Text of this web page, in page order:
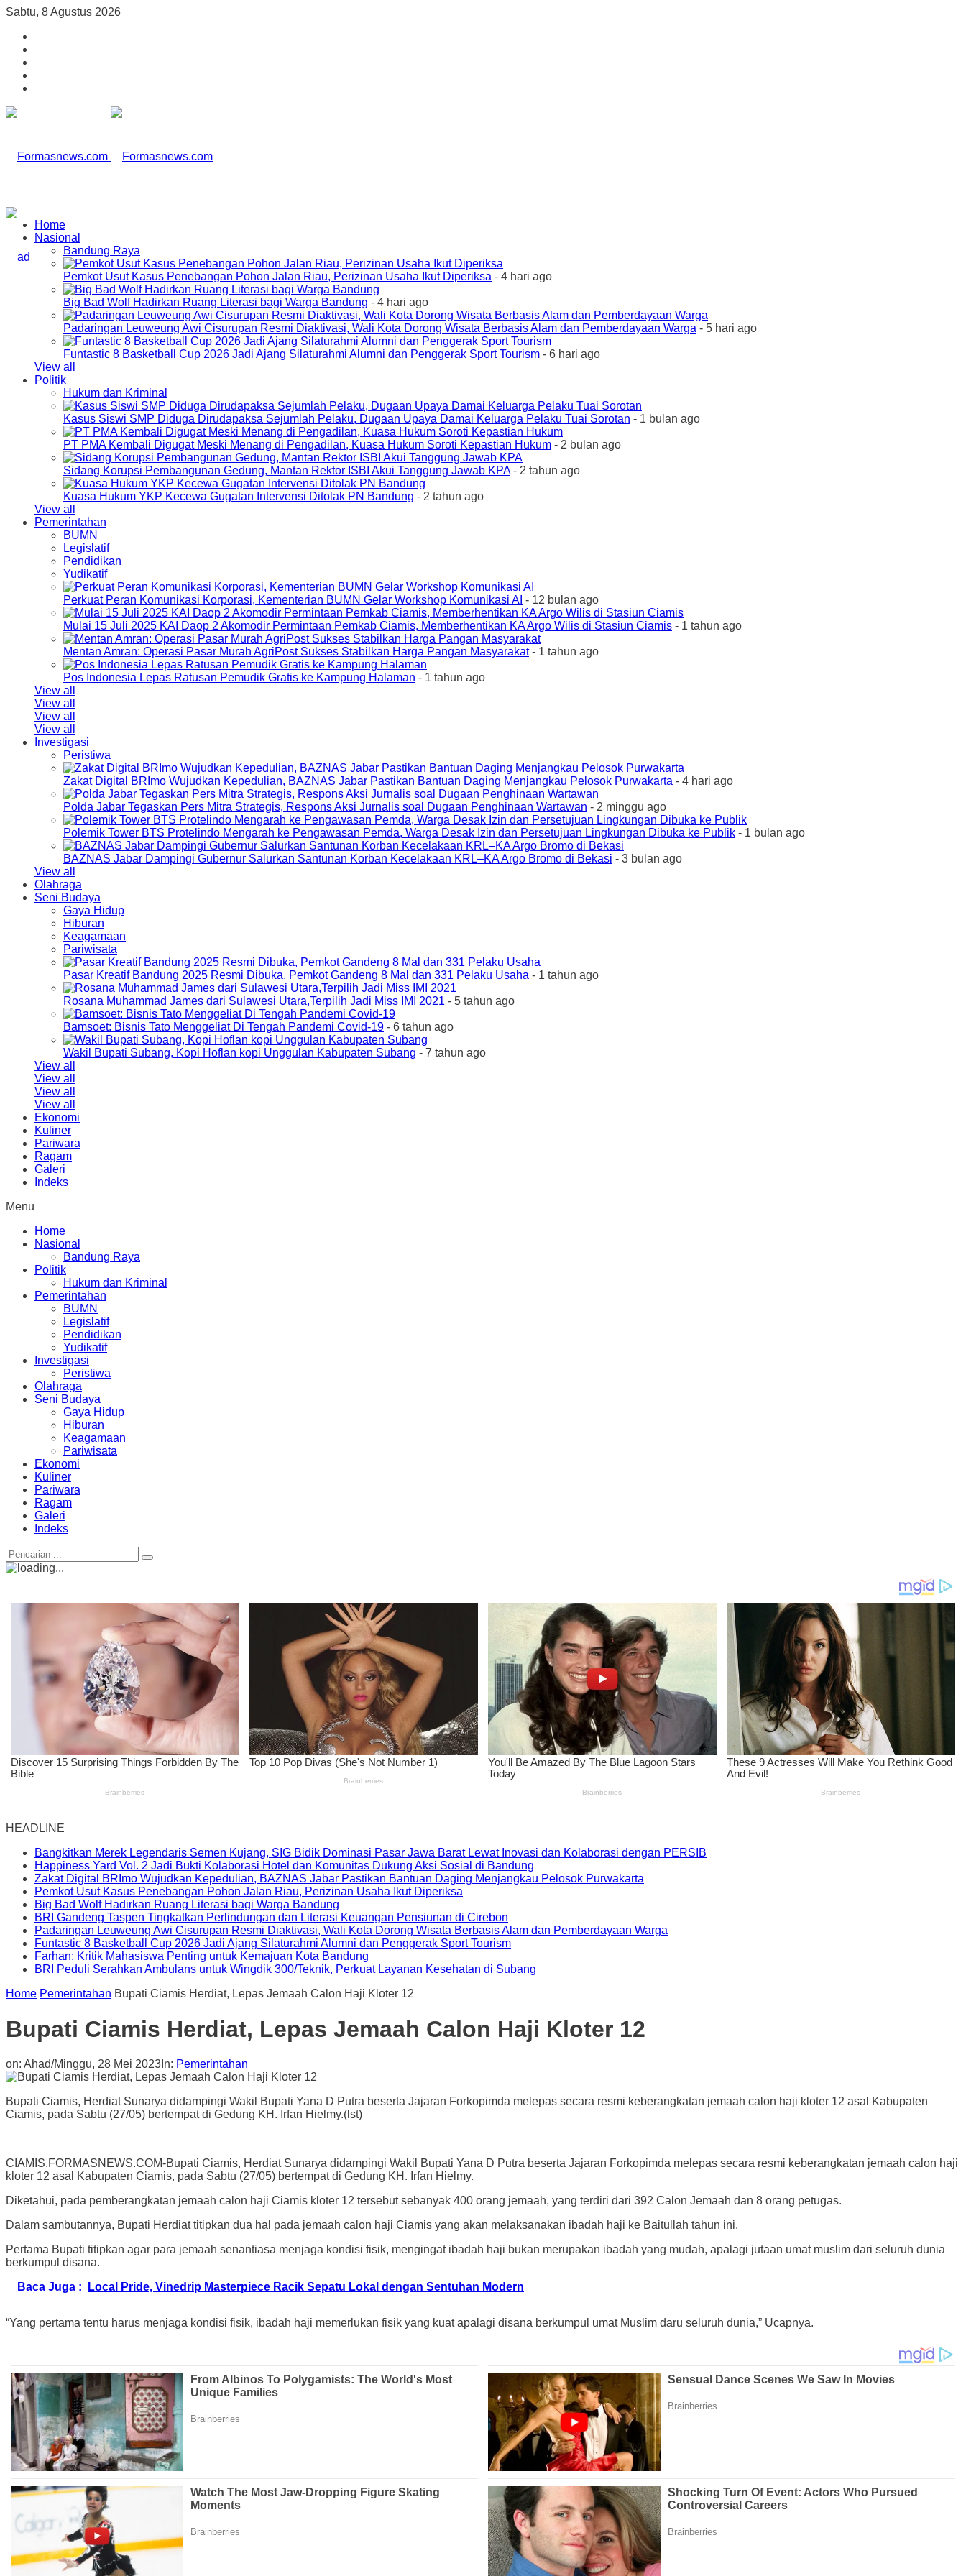
Sabtu, 8 Agustus 2026
Home
Nasional
Bandung Raya
Pemkot Usut Kasus Penebangan Pohon Jalan Riau, Perizinan Usaha Ikut Diperiksa - 4 hari ago
Big Bad Wolf Hadirkan Ruang Literasi bagi Warga Bandung - 4 hari ago
Padaringan Leuweung Awi Cisurupan Resmi Diaktivasi, Wali Kota Dorong Wisata Berbasis Alam dan Pemberdayaan Warga - 5 hari ago
Funtastic 8 Basketball Cup 2026 Jadi Ajang Silaturahmi Alumni dan Penggerak Sport Tourism - 6 hari ago
View all
Politik
Hukum dan Kriminal
Kasus Siswi SMP Diduga Dirudapaksa Sejumlah Pelaku, Dugaan Upaya Damai Keluarga Pelaku Tuai Sorotan - 1 bulan ago
PT PMA Kembali Digugat Meski Menang di Pengadilan, Kuasa Hukum Soroti Kepastian Hukum - 2 bulan ago
Sidang Korupsi Pembangunan Gedung, Mantan Rektor ISBI Akui Tanggung Jawab KPA- 2 tahun ago
Kuasa Hukum YKP Kecewa Gugatan Intervensi Ditolak PN Bandung - 2 tahun ago
View all
Pemerintahan
BUMN
Legislatif
Pendidikan
Yudikatif
Perkuat Peran Komunikasi Korporasi, Kementerian BUMN Gelar Workshop Komunikasi AI - 12 bulan ago
Mulai 15 Juli 2025 KAI Daop 2 Akomodir Permintaan Pemkab Ciamis, Memberhentikan KA Argo Wilis di Stasiun Ciamis - 1 tahun ago
Mentan Amran: Operasi Pasar Murah AgriPost Sukses Stabilkan Harga Pangan Masyarakat- 1 tahun ago
Pos Indonesia Lepas Ratusan Pemudik Gratis ke Kampung Halaman - 1 tahun ago
View all
View all
View all
View all
Investigasi
Peristiwa
Zakat Digital BRImo Wujudkan Kepedulian, BAZNAS Jabar Pastikan Bantuan Daging Menjangkau Pelosok Purwakarta - 4 hari ago
Polda Jabar Tegaskan Pers Mitra Strategis, Respons Aksi Jurnalis soal Dugaan Penghinaan Wartawan - 2 minggu ago
Polemik Tower BTS Protelindo Mengarah ke Pengawasan Pemda, Warga Desak Izin dan Persetujuan Lingkungan Dibuka ke Publik - 1 bulan ago
BAZNAS Jabar Dampingi Gubernur Salurkan Santunan Korban Kecelakaan KRL–KA Argo Bromo di Bekasi - 3 bulan ago
View all
Olahraga
Seni Budaya
Gaya Hidup
Hiburan
Keagamaan
Pariwisata
Pasar Kreatif Bandung 2025 Resmi Dibuka, Pemkot Gandeng 8 Mal dan 331 Pelaku Usaha - 1 tahun ago
Rosana Muhammad James dari Sulawesi Utara,Terpilih Jadi Miss IMI 2021 - 5 tahun ago
Bamsoet: Bisnis Tato Menggeliat Di Tengah Pandemi Covid-19 - 6 tahun ago
Wakil Bupati Subang, Kopi Hoflan kopi Unggulan Kabupaten Subang - 7 tahun ago
View all
View all
View all
View all
Ekonomi
Kuliner
Pariwara
Ragam
Galeri
Indeks
Menu
Home
Nasional
Bandung Raya
Politik
Hukum dan Kriminal
Pemerintahan
BUMN
Legislatif
Pendidikan
Yudikatif
Investigasi
Peristiwa
Olahraga
Seni Budaya
Gaya Hidup
Hiburan
Keagamaan
Pariwisata
Ekonomi
Kuliner
Pariwara
Ragam
Galeri
Indeks
HEADLINE
Bangkitkan Merek Legendaris Semen Kujang, SIG Bidik Dominasi Pasar Jawa Barat Lewat Inovasi dan Kolaborasi dengan PERSIB
Happiness Yard Vol. 2 Jadi Bukti Kolaborasi Hotel dan Komunitas Dukung Aksi Sosial di Bandung
Zakat Digital BRImo Wujudkan Kepedulian, BAZNAS Jabar Pastikan Bantuan Daging Menjangkau Pelosok Purwakarta
Pemkot Usut Kasus Penebangan Pohon Jalan Riau, Perizinan Usaha Ikut Diperiksa
Big Bad Wolf Hadirkan Ruang Literasi bagi Warga Bandung
BRI Gandeng Taspen Tingkatkan Perlindungan dan Literasi Keuangan Pensiunan di Cirebon
Padaringan Leuweung Awi Cisurupan Resmi Diaktivasi, Wali Kota Dorong Wisata Berbasis Alam dan Pemberdayaan Warga
Funtastic 8 Basketball Cup 2026 Jadi Ajang Silaturahmi Alumni dan Penggerak Sport Tourism
Farhan: Kritik Mahasiswa Penting untuk Kemajuan Kota Bandung
BRI Peduli Serahkan Ambulans untuk Wingdik 300/Teknik, Perkuat Layanan Kesehatan di Subang
Home Pemerintahan Bupati Ciamis Herdiat, Lepas Jemaah Calon Haji Kloter 12
Bupati Ciamis Herdiat, Lepas Jemaah Calon Haji Kloter 12
on: Ahad/Minggu, 28 Mei 2023 In: Pemerintahan
Bupati Ciamis, Herdiat Sunarya didampingi Wakil Bupati Yana D Putra beserta Jajaran Forkopimda melepas secara resmi keberangkatan jemaah calon haji kloter 12 asal Kabupaten
Ciamis, pada Sabtu (27/05) bertempat di Gedung KH. Irfan Hielmy.(lst)
CIAMIS,FORMASNEWS.COM-Bupati Ciamis, Herdiat Sunarya didampingi Wakil Bupati Yana D Putra beserta Jajaran Forkopimda melepas secara resmi keberangkatan jemaah calon haji
kloter 12 asal Kabupaten Ciamis, pada Sabtu (27/05) bertempat di Gedung KH. Irfan Hielmy.
Diketahui, pada pemberangkatan jemaah calon haji Ciamis kloter 12 tersebut sebanyak 400 orang jemaah, yang terdiri dari 392 Calon Jemaah dan 8 orang petugas.
Dalam sambutannya, Bupati Herdiat titipkan dua hal pada jemaah calon haji Ciamis yang akan melaksanakan ibadah haji ke Baitullah tahun ini.
Pertama Bupati titipkan agar para jemaah senantiasa menjaga kondisi fisik, mengingat ibadah haji bukan merupakan ibadah yang mudah, apalagi jutaan umat muslim dari seluruh dunia
berkumpul disana.
Baca Juga :
Local Pride, Vinedrip Masterpiece Racik Sepatu Lokal dengan Sentuhan Modern
“Yang pertama tentu harus menjaga kondisi fisik, ibadah haji memerlukan fisik yang kuat apalagi disana berkumpul umat Muslim daru seluruh dunia,” Ucapnya.